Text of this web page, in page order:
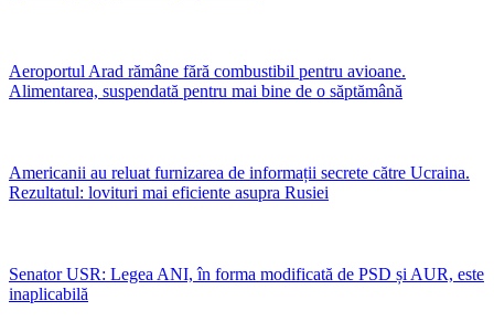
Aeroportul Arad rămâne fără combustibil pentru avioane.
Alimentarea, suspendată pentru mai bine de o săptămână
Americanii au reluat furnizarea de informații secrete către Ucraina.
Rezultatul: lovituri mai eficiente asupra Rusiei
Senator USR: Legea ANI, în forma modificată de PSD și AUR, este
inaplicabilă